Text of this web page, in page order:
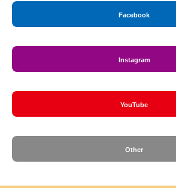
Facebook
Instagram
YouTube
Other